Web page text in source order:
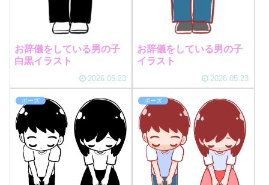
お辞儀をしている男の子
白黒イラスト
2026.05.23
お辞儀をしている男の子
イラスト
2026.05.23
ポーズ ポーズ